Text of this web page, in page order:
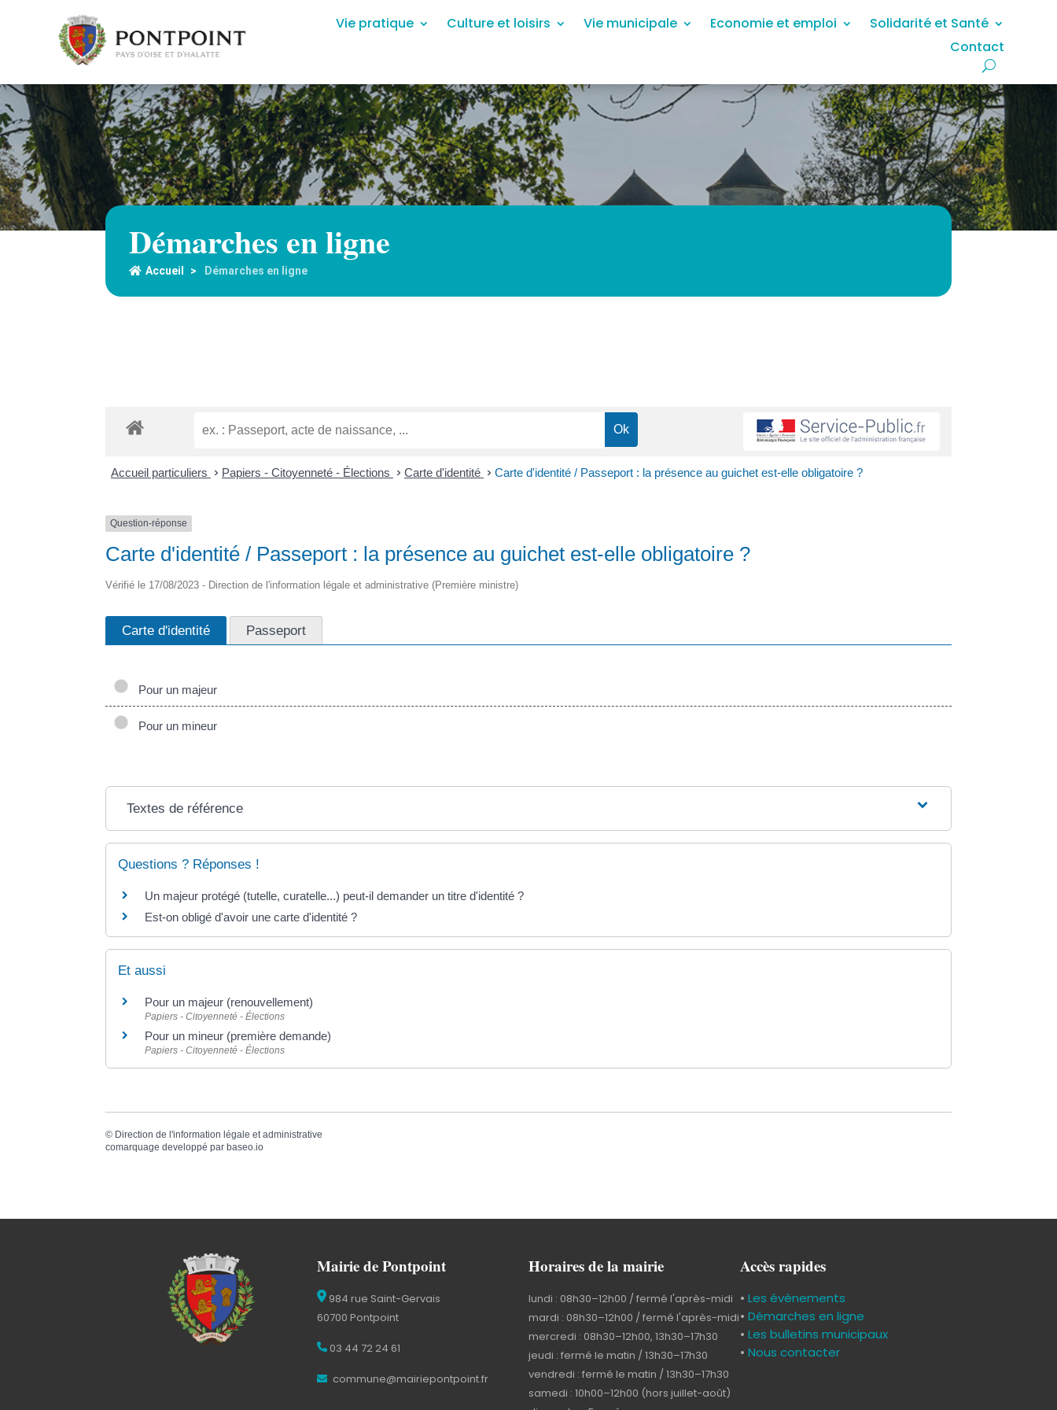
Vie pratique Culture et loisirs Vie municipale Economie et emploi
Solidarité et Santé
Contact
Démarches en ligne
Accueil > Démarches en ligne
Accueil particuliers > Papiers - Citoyenneté - Élections > Carte d'identité > Carte d'identité / Passeport : la présence au guichet est-elle obligatoire ?
Question-réponse
Carte d'identité / Passeport : la présence au guichet est-elle obligatoire ?
Vérifié le 17/08/2023 - Direction de l'information légale et administrative (Première ministre)
Carte d'identité Passeport
Pour un majeur
Pour un mineur
Textes de référence
Questions ? Réponses !
Un majeur protégé (tutelle, curatelle...) peut-il demander un titre d'identité ?
Est-on obligé d'avoir une carte d'identité ?
Et aussi
Pour un majeur (renouvellement)
Papiers - Citoyenneté - Élections
Pour un mineur (première demande)
Papiers - Citoyenneté - Élections
© Direction de l'information légale et administrative
comarquage developpé par baseo.io
Mairie de Pontpoint
984 rue Saint-Gervais
60700 Pontpoint
03 44 72 24 61
commune@mairiepontpoint.fr
Horaires de la mairie
lundi : 08h30–12h00 / fermé l'après-midi
mardi : 08h30–12h00 / fermé l'après-midi
mercredi : 08h30–12h00, 13h30–17h30
jeudi : fermé le matin / 13h30–17h30
vendredi : fermé le matin / 13h30–17h30
samedi : 10h00–12h00 (hors juillet-août)
Accès rapides
• Les évènements
• Démarches en ligne
• Les bulletins municipaux
• Nous contacter